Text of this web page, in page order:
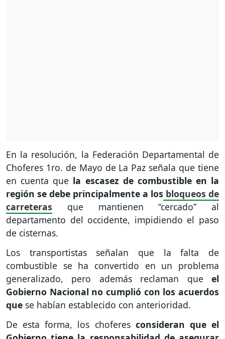
En la resolución, la Federación Departamental de
Choferes 1ro. de Mayo de La Paz señala que tiene
en cuenta que la escasez de combustible en la
región se debe principalmente a los bloqueos de
carreteras que mantienen “cercado” al
departamento del occidente, impidiendo el paso
de cisternas.
Los transportistas señalan que la falta de
combustible se ha convertido en un problema
generalizado, pero además reclaman que el
Gobierno Nacional no cumplió con los acuerdos
que se habían establecido con anterioridad.
De esta forma, los choferes consideran que el